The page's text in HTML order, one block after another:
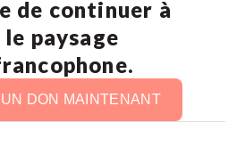
de continuer à
paysage
DON MAINTENANT